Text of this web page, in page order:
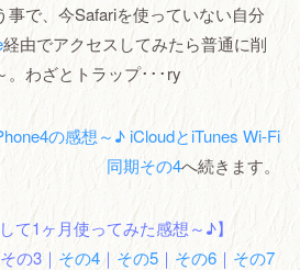
事で、今Safariを使っていない自分
経由でアクセスしてみたら普通に削
。わざとトラップ･･･ry
の感想～♪ iCloudとiTunes Wi-Fi
同期その4へ続きます。
て1ヶ月使ってみた感想～♪】
の3｜ その4｜ その5｜ その6｜ その7